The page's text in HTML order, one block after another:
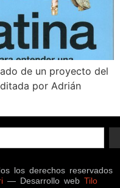
de un proyecto del
por Adrián
los derechos reservados
— Desarrollo web Tilo